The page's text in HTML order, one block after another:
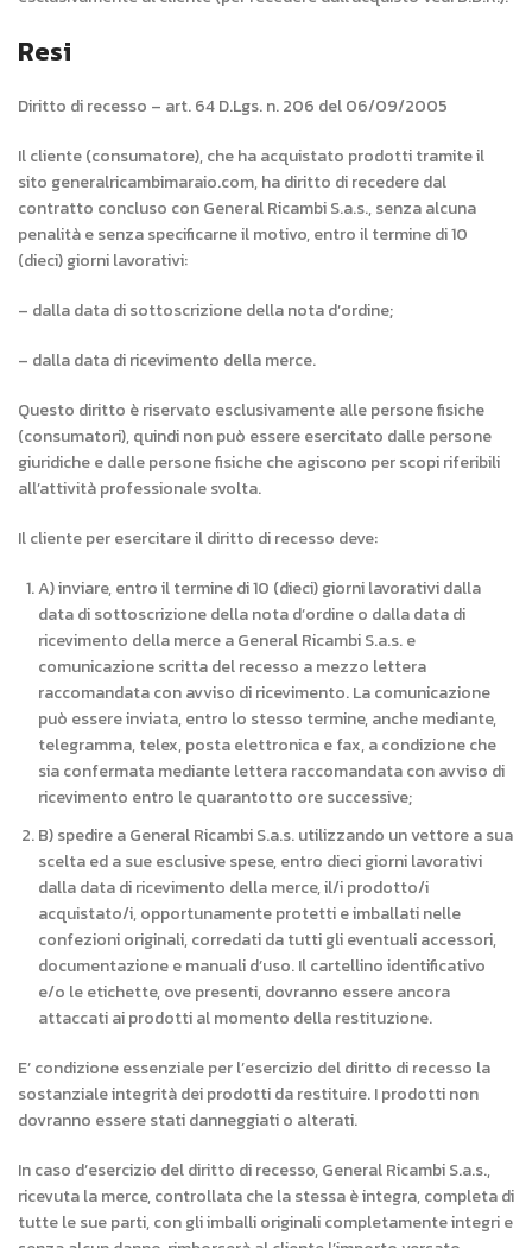
Resi
Diritto di recesso – art. 64 D.Lgs. n. 206 del 06/09/2005
Il cliente (consumatore), che ha acquistato prodotti tramite il
sito generalricambimaraio.com, ha diritto di recedere dal
contratto concluso con General Ricambi S.a.s., senza alcuna
penalità e senza specificarne il motivo, entro il termine di 10
(dieci) giorni lavorativi:
– dalla data di sottoscrizione della nota d’ordine;
– dalla data di ricevimento della merce.
Questo diritto è riservato esclusivamente alle persone fisiche
(consumatori), quindi non può essere esercitato dalle persone
giuridiche e dalle persone fisiche che agiscono per scopi riferibili
all’attività professionale svolta.
Il cliente per esercitare il diritto di recesso deve:
A) inviare, entro il termine di 10 (dieci) giorni lavorativi dalla
data di sottoscrizione della nota d’ordine o dalla data di
ricevimento della merce a General Ricambi S.a.s. e
comunicazione scritta del recesso a mezzo lettera
raccomandata con avviso di ricevimento. La comunicazione
può essere inviata, entro lo stesso termine, anche mediante,
telegramma, telex, posta elettronica e fax, a condizione che
sia confermata mediante lettera raccomandata con avviso di
ricevimento entro le quarantotto ore successive;
B) spedire a General Ricambi S.a.s. utilizzando un vettore a sua
scelta ed a sue esclusive spese, entro dieci giorni lavorativi
dalla data di ricevimento della merce, il/i prodotto/i
acquistato/i, opportunamente protetti e imballati nelle
confezioni originali, corredati da tutti gli eventuali accessori,
documentazione e manuali d’uso. Il cartellino identificativo
e/o le etichette, ove presenti, dovranno essere ancora
attaccati ai prodotti al momento della restituzione.
E’ condizione essenziale per l’esercizio del diritto di recesso la
sostanziale integrità dei prodotti da restituire. I prodotti non
dovranno essere stati danneggiati o alterati.
In caso d’esercizio del diritto di recesso, General Ricambi S.a.s.,
ricevuta la merce, controllata che la stessa è integra, completa di
tutte le sue parti, con gli imballi originali completamente integri e